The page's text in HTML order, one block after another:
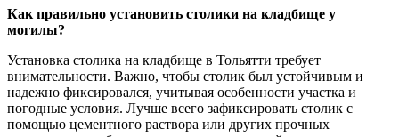
Как правильно установить столики на кладбище у
могилы?
Установка столика на кладбище в Тольятти требует
внимательности. Важно, чтобы столик был устойчивым и
надежно фиксировался, учитывая особенности участка и
погодные условия. Лучше всего зафиксировать столик с
помощью цементного раствора или других прочных